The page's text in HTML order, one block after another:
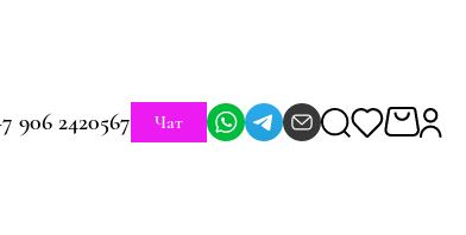
906 2420567 Чат